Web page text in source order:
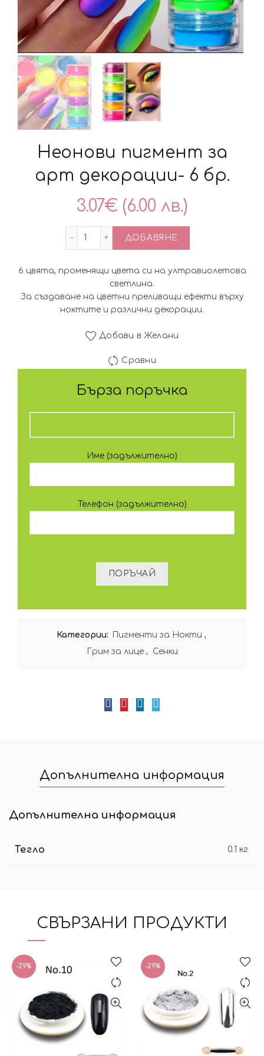
Неонови пигмент за
арт декорации- 6 бр.
3.07€ (6.00 лв.)
ДОБАВЯНЕ
6 цвята, променящи цвета си на ултравиолетова
светлина.
За създаване на цветни преливащи ефекти върху
ноктите и различни декорации.
Добави в Желани
Сравни
Бърза поръчка
Име (задължително)
Телефон (задължително)
Категории: Пигменти за Нокти ,
Грим за лице , Сенки
Допълнителна информация
Допълнителна информация
Тегло 0.1 кг
СВЪРЗАНИ ПРОДУКТИ
-29% -29%